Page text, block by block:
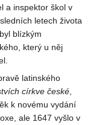
a inspektor škol v
letech života
blízkým
který u něj
latinského
církve české
k novému vydání
ale 1647 vyšlo v